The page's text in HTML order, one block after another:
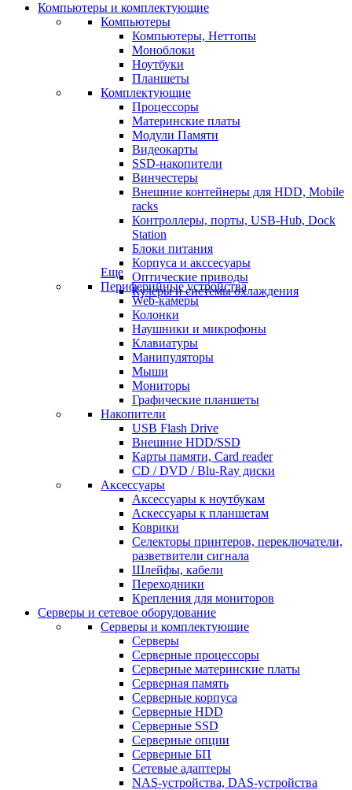
Компьютеры и комплектующие
Компьютеры
Компьютеры, Неттопы
Моноблоки
Ноутбуки
Планшеты
Комплектующие
Процессоры
Материнские платы
Модули Памяти
Видеокарты
SSD-накопители
Винчестеры
Внешние контейнеры для HDD, Mobile
racks
Контроллеры, порты, USB-Hub, Dock
Station
Блоки питания
Корпуса и акссесуары
Оптические приводы
Кулеры и системы охлаждения
Еще
Периферийные устройства
Web-камеры
Колонки
Наушники и микрофоны
Клавиатуры
Манипуляторы
Мыши
Мониторы
Графические планшеты
Накопители
USB Flash Drive
Внешние HDD/SSD
Карты памяти, Card reader
CD / DVD / Blu-Ray диски
Аксессуары
Аксессуары к ноутбукам
Аскессуары к планшетам
Коврики
Селекторы принтеров, переключатели,
разветвители сигнала
Шлейфы, кабели
Переходники
Крепления для мониторов
Серверы и сетевое оборудование
Серверы и комплектующие
Серверы
Серверные процессоры
Серверные материнские платы
Серверная память
Серверные корпуса
Серверные HDD
Серверные SSD
Серверные опции
Серверные БП
Сетевые адаптеры
NAS-устройства, DAS-устройства